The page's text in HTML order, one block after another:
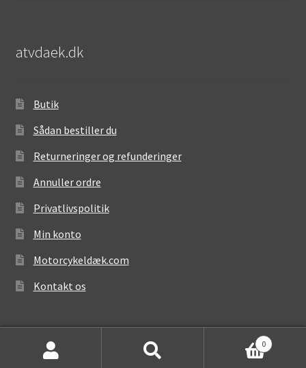
atvdaek.dk
Butik
Sådan bestiller du
Returneringer og refunderinger
Annuller ordre
Privatlivspolitik
Min konto
Motorcykeldæk.com
Kontakt os
0